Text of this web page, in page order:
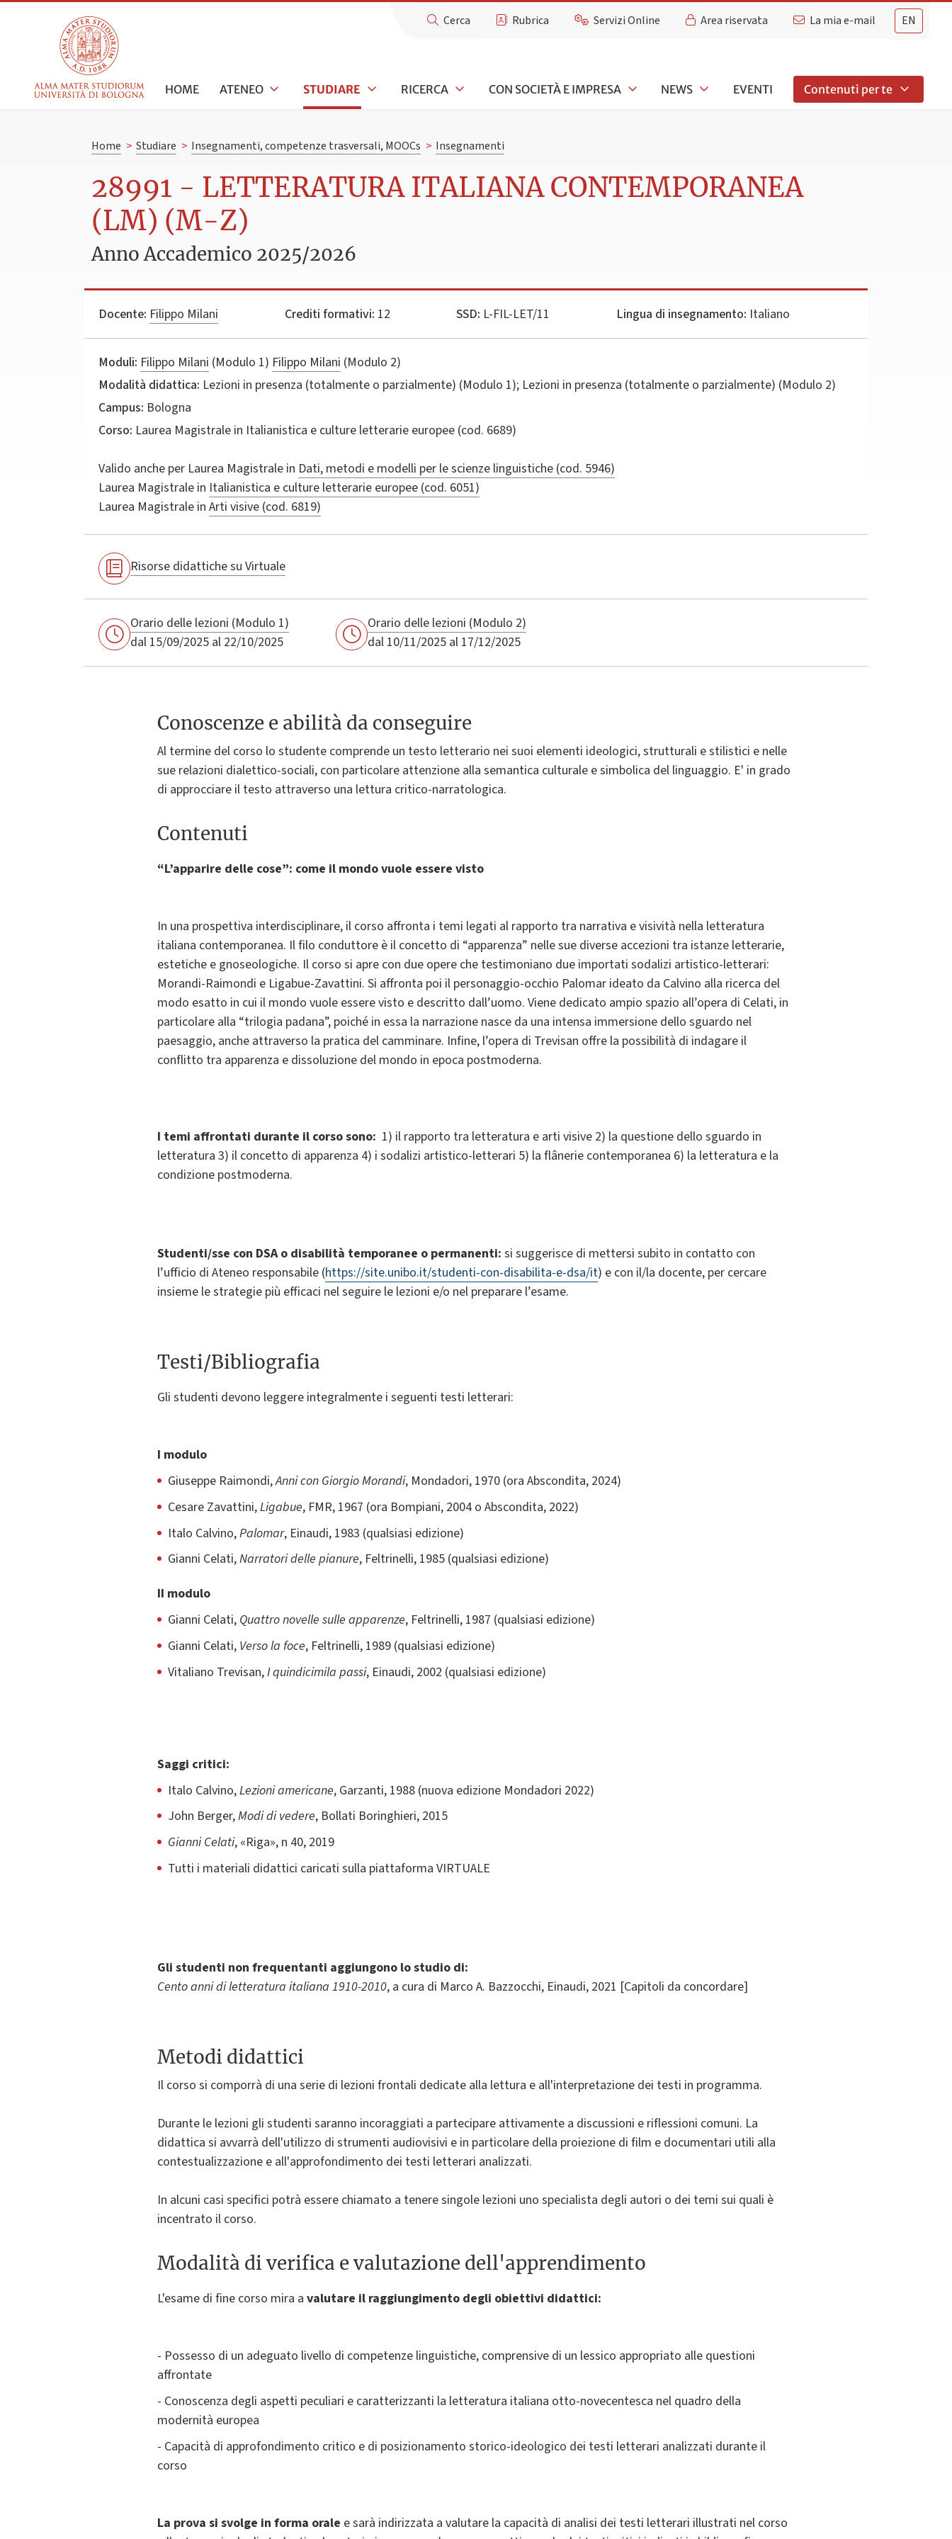
EN
Cerca Rubrica Servizi Online Area riservata La mia e-mail
HOME ATENEO STUDIARE RICERCA CON SOCIETÀ E IMPRESA NEWS EVENTI Contenuti per te
Home > Studiare > Insegnamenti, competenze trasversali, MOOCs > Insegnamenti
28991 - LETTERATURA ITALIANA CONTEMPORANEA
(LM) (M-Z)
Anno Accademico 2025/2026
Docente: Filippo Milani Crediti formativi: 12 SSD: L-FIL-LET/11 Lingua di insegnamento: Italiano
Moduli: Filippo Milani (Modulo 1) Filippo Milani (Modulo 2)
Modalità didattica: Lezioni in presenza (totalmente o parzialmente) (Modulo 1); Lezioni in presenza (totalmente o parzialmente) (Modulo 2)
Campus: Bologna
Corso: Laurea Magistrale in Italianistica e culture letterarie europee (cod. 6689)
Valido anche per Laurea Magistrale in Dati, metodi e modelli per le scienze linguistiche (cod. 5946)
Laurea Magistrale in Italianistica e culture letterarie europee (cod. 6051)
Laurea Magistrale in Arti visive (cod. 6819)
Risorse didattiche su Virtuale
Orario delle lezioni (Modulo 1)
dal 15/09/2025 al 22/10/2025
Orario delle lezioni (Modulo 2)
dal 10/11/2025 al 17/12/2025
Conoscenze e abilità da conseguire
Al termine del corso lo studente comprende un testo letterario nei suoi elementi ideologici, strutturali e stilistici e nelle
sue relazioni dialettico-sociali, con particolare attenzione alla semantica culturale e simbolica del linguaggio. E' in grado
di approcciare il testo attraverso una lettura critico-narratologica.
Contenuti
“L’apparire delle cose”: come il mondo vuole essere visto
In una prospettiva interdisciplinare, il corso affronta i temi legati al rapporto tra narrativa e visività nella letteratura
italiana contemporanea. Il filo conduttore è il concetto di “apparenza” nelle sue diverse accezioni tra istanze letterarie,
estetiche e gnoseologiche. Il corso si apre con due opere che testimoniano due importati sodalizi artistico-letterari:
Morandi-Raimondi e Ligabue-Zavattini. Si affronta poi il personaggio-occhio Palomar ideato da Calvino alla ricerca del
modo esatto in cui il mondo vuole essere visto e descritto dall’uomo. Viene dedicato ampio spazio all’opera di Celati, in
particolare alla “trilogia padana”, poiché in essa la narrazione nasce da una intensa immersione dello sguardo nel
paesaggio, anche attraverso la pratica del camminare. Infine, l’opera di Trevisan offre la possibilità di indagare il
conflitto tra apparenza e dissoluzione del mondo in epoca postmoderna.
I temi affrontati durante il corso sono: 1) il rapporto tra letteratura e arti visive 2) la questione dello sguardo in
letteratura 3) il concetto di apparenza 4) i sodalizi artistico-letterari 5) la flânerie contemporanea 6) la letteratura e la
condizione postmoderna.
Studenti/sse con DSA o disabilità temporanee o permanenti: si suggerisce di mettersi subito in contatto con
l’ufficio di Ateneo responsabile (https://site.unibo.it/studenti-con-disabilita-e-dsa/it) e con il/la docente, per cercare
insieme le strategie più efficaci nel seguire le lezioni e/o nel preparare l’esame.
Testi/Bibliografia
Gli studenti devono leggere integralmente i seguenti testi letterari:
I modulo
Giuseppe Raimondi,Anni con Giorgio Morandi, Mondadori, 1970 (ora Abscondita, 2024)
Cesare Zavattini,Ligabue, FMR, 1967 (ora Bompiani, 2004 o Abscondita, 2022)
Italo Calvino,Palomar, Einaudi, 1983 (qualsiasi edizione)
Gianni Celati,Narratori delle pianure, Feltrinelli, 1985 (qualsiasi edizione)
II modulo
Gianni Celati, Quattro novelle sulle apparenze, Feltrinelli, 1987 (qualsiasi edizione)
Gianni Celati, Verso la foce, Feltrinelli, 1989 (qualsiasi edizione)
Vitaliano Trevisan,I quindicimila passi, Einaudi, 2002 (qualsiasi edizione)
Saggi critici:
Italo Calvino,Lezioni americane, Garzanti, 1988 (nuova edizione Mondadori 2022)
John Berger,Modi di vedere, Bollati Boringhieri, 2015
Gianni Celati, «Riga», n 40, 2019
Tutti i materiali didattici caricati sulla piattaforma VIRTUALE
Gli studenti non frequentanti aggiungono lo studio di:
Cento anni di letteratura italiana 1910-2010, a cura di Marco A. Bazzocchi, Einaudi, 2021 [Capitoli da concordare]
Metodi didattici
Il corso si comporrà di una serie di lezioni frontali dedicate alla lettura e all'interpretazione dei testi in programma.
Durante le lezioni gli studenti saranno incoraggiati a partecipare attivamente a discussioni e riflessioni comuni. La
didattica si avvarrà dell'utilizzo di strumenti audiovisivi e in particolare della proiezione di film e documentari utili alla
contestualizzazione e all'approfondimento dei testi letterari analizzati.
In alcuni casi specifici potrà essere chiamato a tenere singole lezioni uno specialista degli autori o dei temi sui quali è
incentrato il corso.
Modalità di verifica e valutazione dell'apprendimento
L'esame di fine corso mira a valutare il raggiungimento degli obiettivi didattici:
- Possesso di un adeguato livello di competenze linguistiche, comprensive di un lessico appropriato alle questioni
affrontate
- Conoscenza degli aspetti peculiari e caratterizzanti la letteratura italiana otto-novecentesca nel quadro della
modernità europea
- Capacità di approfondimento critico e di posizionamento storico-ideologico dei testi letterari analizzati durante il
corso
La prova si svolge in forma orale e sarà indirizzata a valutare la capacità di analisi dei testi letterari illustrati nel corso